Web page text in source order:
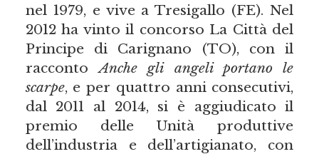
nel 1979, e vive a Tresigallo (FE). Nel
2012 ha vinto il concorso La Città del
Principe di Carignano (TO), con il
raccontoAnche gli angeli portano le
scarpe, e per quattro anni consecutivi,
dal 2011 al 2014, si è aggiudicato il
premio delle Unità produttive
dell’industria e dell’artigianato, con